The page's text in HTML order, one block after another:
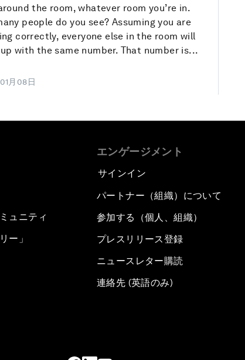
the room, whatever room you’re in.
people do you see? Assuming you are
correctly, everyone else in the room will
with the same number. That number is...
月08日
ュニティ
ー」
エンゲージメント
サインイン
パートナー（組織）について
参加する（個人、組織）
プレスリリース登録
ニュースレター購読
連絡先 (英語のみ)